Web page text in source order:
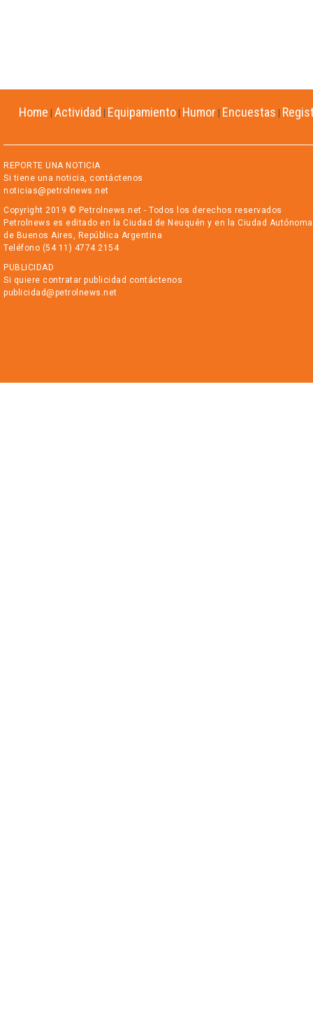
Home Actividad Equipamiento Humor Encuestas
REPORTE UNA NOTICIA
Si tiene una noticia, contáctenos
noticias@petrolnews.net
Copyright 2019 © Petrolnews.net - Todos los derechos reservados
Petrolnews es editado en la Ciudad de Neuquén y en la Ciudad Autónoma
de Buenos Aires, República Argentina
Teléfono (54 11) 4774 2154
PUBLICIDAD
Si quiere contratar publicidad contáctenos
publicidad@petrolnews.net